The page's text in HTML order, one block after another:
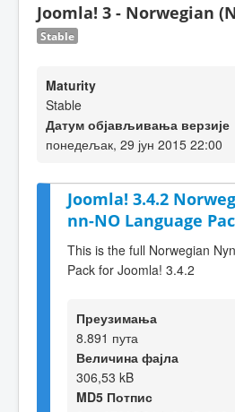
Joomla! 3 - Norwegian
Stable
Maturity
Stable
Датум објављивања верзије
понедељак, 29 јун 2015 22:00
Joomla! 3.4.2
nn-NO Language
This is the full Norwegian
Pack for Joomla! 3.4.2
Преузимања
8.891 пута
Величина фајла
306,53 kB
MD5 Потпис